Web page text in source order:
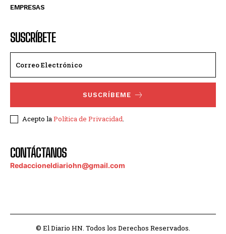
EMPRESAS
SUSCRÍBETE
SUSCRÍBEME
Acepto laPolítica de Privacidad.
CONTÁCTANOS
Redaccioneldiariohn@gmail.com
© El Diario HN. Todos los Derechos Reservados.